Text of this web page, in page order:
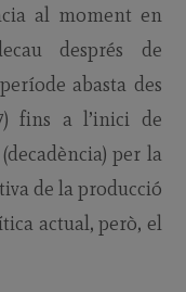
al moment en
després de
abasta des
fins a l’inici de
per la
de la producció
actual, però, el